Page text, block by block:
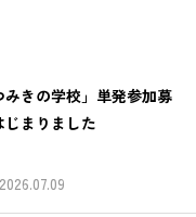
つみきの学校番外編「ロー
ルではじめる／ローカルで
2026.06.30